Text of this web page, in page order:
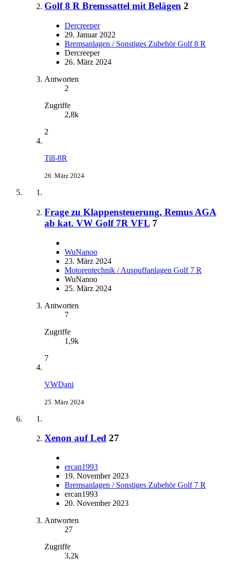
Golf 8 R Bremssattel mit Belägen 2
Dercreeper
29. Januar 2022
Bremsanlagen / Sonstiges Zubehör Golf 8 R
Dercreeper
26. März 2024
Antworten
2
Zugriffe
2,8k
2
Till-8R
26. März 2024
Frage zu Klappensteuerung, Remus AGA
ab kat. VW Golf 7R VFL 7
WuNanoo
23. März 2024
Motorentechnik / Auspuffanlagen Golf 7 R
WuNanoo
25. März 2024
Antworten
7
Zugriffe
1,9k
7
VWDani
25. März 2024
Xenon auf Led 27
ercan1993
19. November 2023
Bremsanlagen / Sonstiges Zubehör Golf 7 R
ercan1993
20. November 2023
Antworten
27
Zugriffe
3,2k